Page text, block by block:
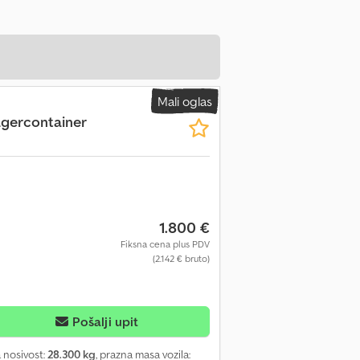
Mali oglas
1.800 €
Fiksna cena plus PDV
(2.142 € bruto)
Pošalji upit
nosivost:28.300 kg, prazna masa vozila: